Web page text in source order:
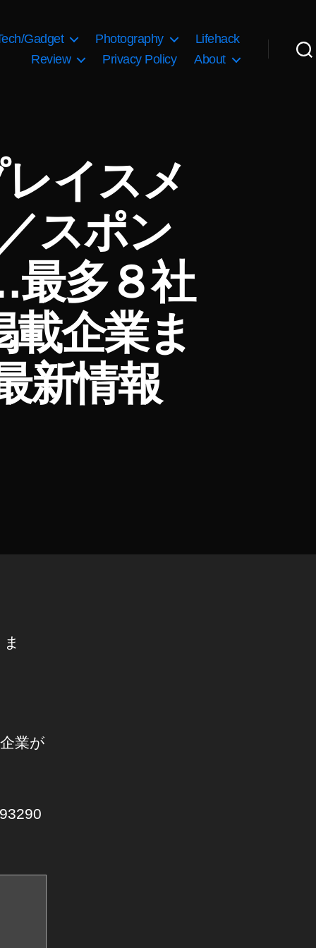
Gadget Photography
Lifehack
Review
Privacy Policy About
イスメ
スポン
多８社
企業ま
新情報
業が